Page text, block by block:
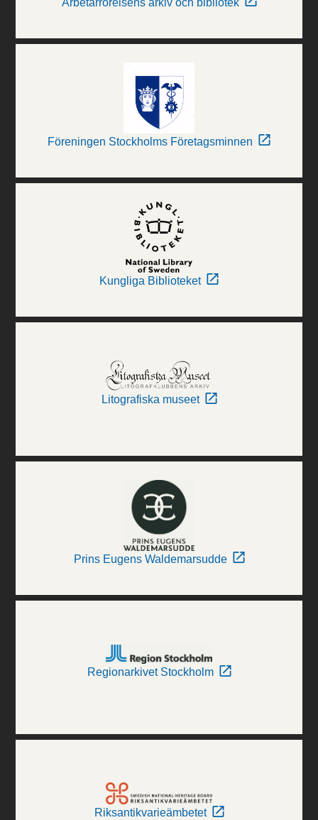
Föreningen Stockholms Företagsminnen
Kungliga Biblioteket
Litografiska museet
Prins Eugens Waldemarsudde
Regionarkivet Stockholm
Riksantikvarieämbetet